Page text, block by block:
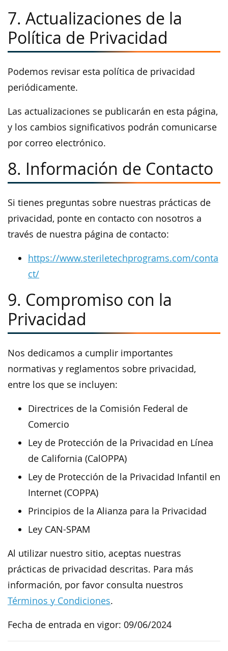
7. Actualizaciones de la
Política de Privacidad
Podemos revisar esta política de privacidad
periódicamente.
Las actualizaciones se publicarán en esta página,
y los cambios significativos podrán comunicarse
por correo electrónico.
8. Información de Contacto
Si tienes preguntas sobre nuestras prácticas de
privacidad, ponte en contacto con nosotros a
través de nuestra página de contacto:
https://www.steriletechprograms.com/conta
ct/
9. Compromiso con la
Privacidad
Nos dedicamos a cumplir importantes
normativas y reglamentos sobre privacidad,
entre los que se incluyen:
Directrices de la Comisión Federal de
Comercio
Ley de Protección de la Privacidad en Línea
de California (CalOPPA)
Ley de Protección de la Privacidad Infantil en
Internet (COPPA)
Principios de la Alianza para la Privacidad
Ley CAN-SPAM
Al utilizar nuestro sitio, aceptas nuestras
prácticas de privacidad descritas. Para más
información, por favor consulta nuestros
Términos y Condiciones.
Fecha de entrada en vigor: 09/06/2024